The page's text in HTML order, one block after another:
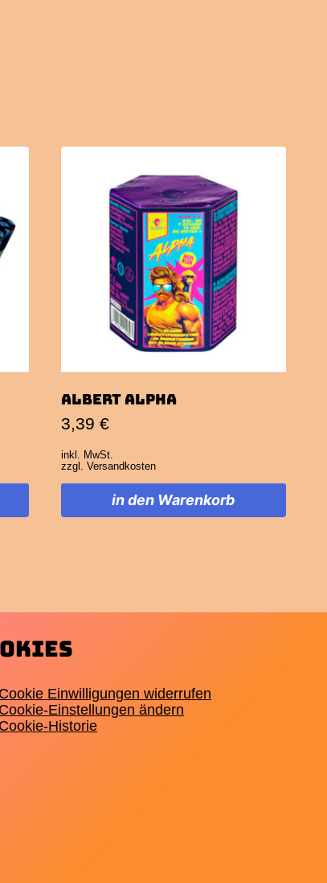
Albert Alpha
3,39 €
inkl. MwSt.
zzgl. Versandkosten
in den Warenkorb
Cookie Einwilligungen widerrufen
Cookie-Einstellungen ändern
Cookie-Historie